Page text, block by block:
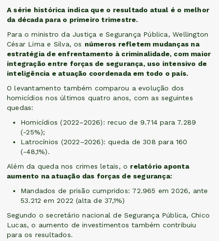
A série histórica indica que o resultado atual é o melhor
da década para o primeiro trimestre.
Para o ministro da Justiça e Segurança Pública, Wellington
César Lima e Silva, os números refletem mudanças na
estratégia de enfrentamento à criminalidade, com maior
integração entre forças de segurança, uso intensivo de
inteligência e atuação coordenada em todo o país.
O levantamento também comparou a evolução dos
homicídios nos últimos quatro anos, com as seguintes
quedas:
Homicídios (2022–2026): recuo de 9.714 para 7.289
(-25%);
Latrocínios (2022–2026): queda de 308 para 160
(-48,1%).
Além da queda nos crimes letais, o relatório aponta
aumento na atuação das forças de segurança:
Mandados de prisão cumpridos: 72.965 em 2026, ante
53.212 em 2022 (alta de 37,1%)
Segundo o secretário nacional de Segurança Pública, Chico
Lucas, o aumento de investimentos também contribuiu
para os resultados.